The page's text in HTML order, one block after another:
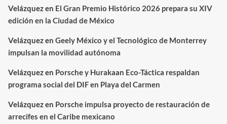
Velázquezen El Gran Premio Histórico 2026 prepara su XIV
edición en la Ciudad de México
Velázquezen Geely México y el Tecnológico de Monterrey
impulsan la movilidad autónoma
Velázquezen Porsche y Hurakaan Eco-Táctica respaldan
programa social del DIF en Playa del Carmen
Velázquezen Porsche impulsa proyecto de restauración de
arrecifes en el Caribe mexicano